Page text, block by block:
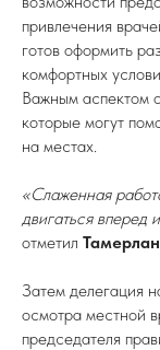
привлечения
готов оформить
комфортных
Важным аспектом
которые могут
на местах.
«Слаженная
двигаться вперед
отметил
Затем делегация
осмотра местной
председателя